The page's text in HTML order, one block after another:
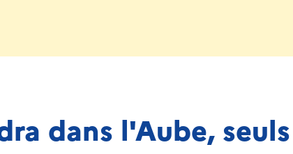
dans l'Aube,